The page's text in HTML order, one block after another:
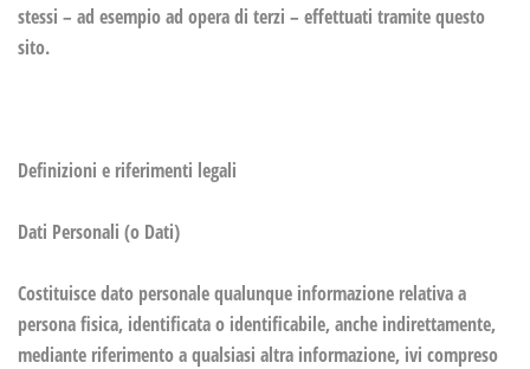
stessi – ad esempio ad opera di terzi – effettuati tramite questo
sito.
Definizioni e riferimenti legali
Dati Personali (o Dati)
Costituisce dato personale qualunque informazione relativa a
persona fisica, identificata o identificabile, anche indirettamente,
mediante riferimento a qualsiasi altra informazione, ivi compreso